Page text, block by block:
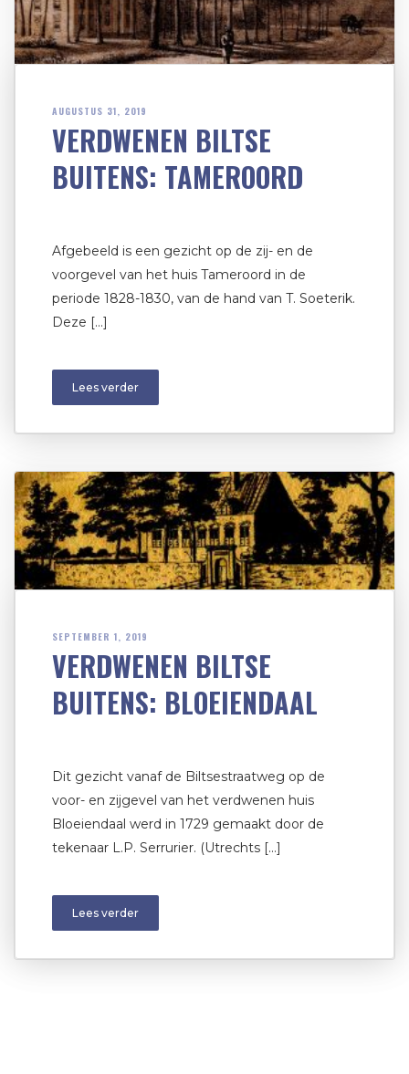
AUGUSTUS 31, 2019
VERDWENEN BILTSE
BUITENS: TAMEROORD
Afgebeeld is een gezicht op de zij- en de
voorgevel van het huis Tameroord in de
periode 1828-1830, van de hand van T. Soeterik.
Deze […]
Lees verder
SEPTEMBER 1, 2019
VERDWENEN BILTSE
BUITENS: BLOEIENDAAL
Dit gezicht vanaf de Biltsestraatweg op de
voor- en zijgevel van het verdwenen huis
Bloeiendaal werd in 1729 gemaakt door de
tekenaar L.P. Serrurier. (Utrechts […]
Lees verder